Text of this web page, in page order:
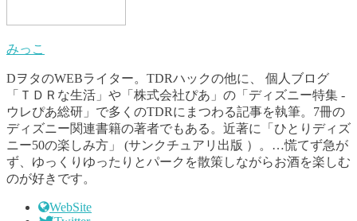
みっこ
DヲタのWEBライター。TDRハックの他に、 個人ブログ
「ＴＤＲな生活」や「株式会社ぴあ」の「ディズニー特集 -
ウレぴあ総研」で多くのTDRにまつわる記事を執筆。7冊の
ディズニー関連書籍の著者でもある。近著に「ひとりディズ
ニー50の楽しみ方」 (サンクチュアリ出版 ）。…慌てず急が
ず、ゆっくりゆったりとパークを散策しながらお酒を楽しむ
のが好きです。
WebSite